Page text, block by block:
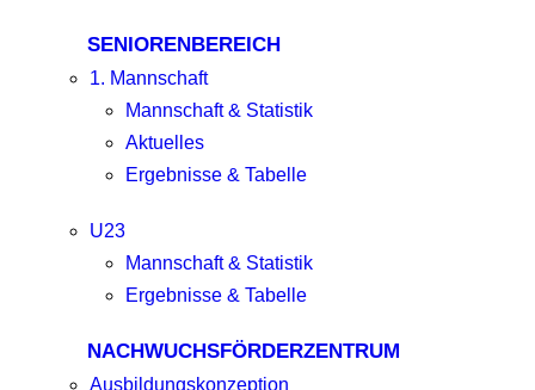
SENIORENBEREICH
1. Mannschaft
Mannschaft & Statistik
Aktuelles
Ergebnisse & Tabelle
U23
Mannschaft & Statistik
Ergebnisse & Tabelle
NACHWUCHSFÖRDERZENTRUM
Ausbildungskonzeption